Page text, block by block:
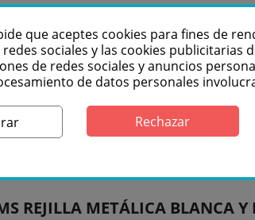
HQ, con rejilla metalica blanca
REJILLA METÁLICA
que aceptes cookies para fines de
sociales y las cookies publicitarias
de redes sociales y anuncios
de datos personales
Rechazar